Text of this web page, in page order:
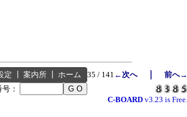
定 案内所 ホーム 35 / 141 ←次へ｜ 前へ→
：
C-BOARD v3.23 is Free.